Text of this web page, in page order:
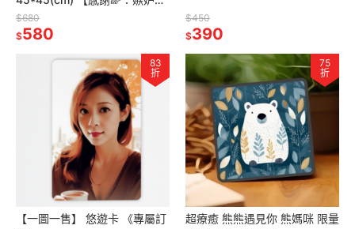
計師】
$680
$580
$450
$390
83
折
【一圖一售】 悠遊卡 《專屬訂
75
折
超療癒 熊熊遇見你 熊媽咪 限量